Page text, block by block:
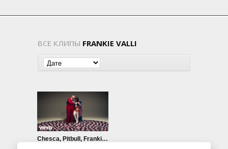
ВСЕ КЛИПЫ FRANKIE VALLI
Chesca, Pitbull, Frankie Valli — Te Quiero Baby (I Love You Baby)